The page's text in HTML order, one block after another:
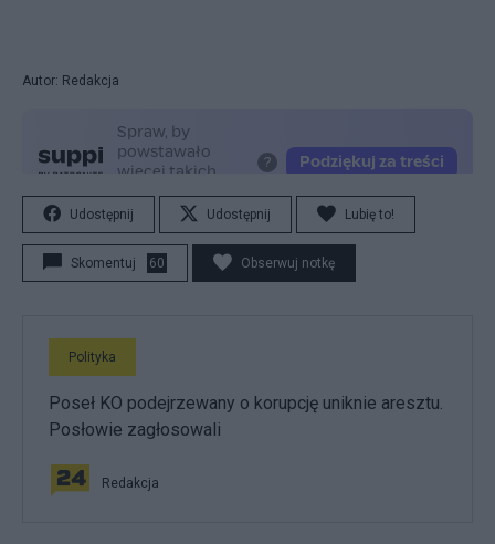
Autor: Redakcja
Udostępnij Udostępnij Lubię to!
Skomentuj 60 Obserwuj notkę
Polityka
Poseł KO podejrzewany o korupcję uniknie aresztu.
Posłowie zagłosowali
Redakcja